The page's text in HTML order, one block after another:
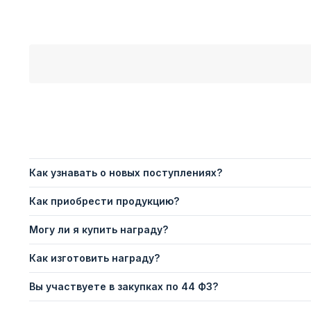
Как узнавать о новых поступлениях?
Как приобрести продукцию?
Могу ли я купить награду?
Как изготовить награду?
Вы участвуете в закупках по 44 ФЗ?